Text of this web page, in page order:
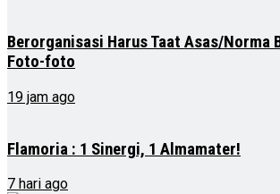
Berorganisasi Harus Taat Asas/Norma
Foto-foto
19 jam ago
Flamoria : 1 Sinergi, 1 Almamater!
7 hari ago